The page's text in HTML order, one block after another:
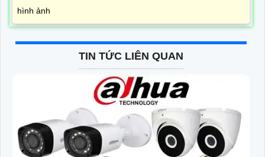
hình ảnh
TIN TỨC LIÊN QUAN